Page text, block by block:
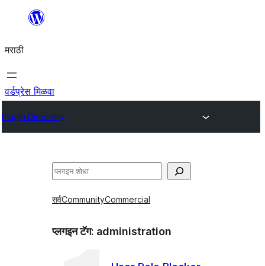
सामुग्रीवर
मराठी
वर्डप्रेस मिळवा
Plugin Directory
शोधा
सर्वCommunityCommercial
प्लगइन टॅग: administration